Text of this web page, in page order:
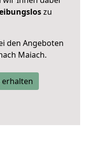
zu
den Angeboten
Maiach.
erhalten